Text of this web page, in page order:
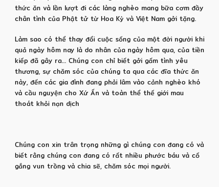
thức ăn và lần lượt đi các làng nghèo mang bữa cơm đầy
chân tình của Phật tử từ Hoa Kỳ và Việt Nam gởi tặng.
Làm sao có thể thay đổi cuộc sống của một đời người khi
quả ngày hôm nay là do nhân của ngày hôm qua, của tiền
kiếp đã gây ra… Chúng con chỉ biết gởi gấm tình yêu
thương, sự chăm sóc của chúng ta qua các đĩa thức ăn
này, đến các gia đình đang phải lâm vào cảnh nghèo khó
và cầu nguyện cho Xứ Ấn và toàn thể thế giới mau
thoát khỏi nạn dịch
Chúng con xin trân trọng những gì chúng con đang có và
biết rằng chúng con đang có rất nhiều phước báu và cố
gắng vun trồng và chia sẽ, chăm sóc mọi người.